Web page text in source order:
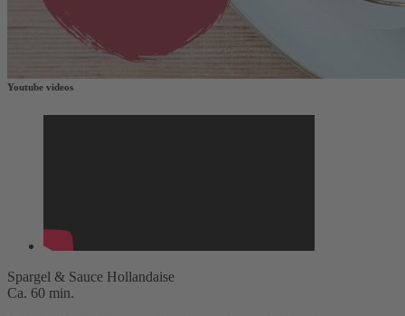
Zum Warenkorb hinzufügen
Zur Wunschliste hinzufügen
Sofort lieferbar
Youtube videos
Spargel & Sauce Hollandaise
Ca. 60 min.